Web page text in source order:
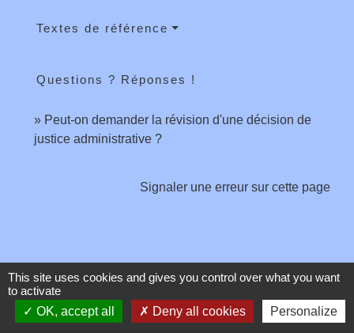
Textes de référence
Questions ? Réponses !
Peut-on demander la révision d'une décision de
justice administrative ?
Signaler une erreur sur cette page
Contacts
Commune de Toussieux
This site uses cookies and gives you control over what you want
to activate
OK, accept all
Deny all cookies Personalize